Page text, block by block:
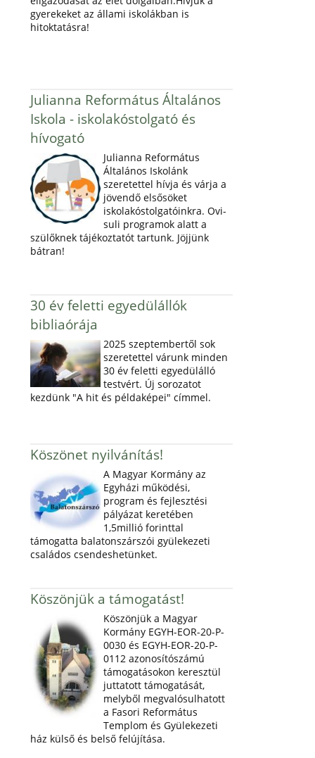
gyerekeket az állami iskolákban is
hitoktatásra!
Julianna Református Általános
Iskola - iskolakóstolgató és
hívogató
Julianna Református
Általános Iskolánk
szeretettel hívja és várja a
jövendő elsősöket
iskolakóstolgatóinkra. Ovi-
suli programok alatt a
szülőknek tájékoztatót tartunk. Jöjjünk
bátran!
30 év feletti egyedülállók
bibliaórája
2025 szeptembertől sok
szeretettel várunk minden
30 év feletti egyedülálló
testvért. Új sorozatot
kezdünk "A hit és példaképei" címmel.
Köszönet nyilvánítás!
A Magyar Kormány az
Egyházi működési,
program és fejlesztési
pályázat keretében
1,5millió forinttal
támogatta balatonszárszói gyülekezeti
családos csendeshetünket.
Köszönjük a támogatást!
Köszönjük a Magyar
Kormány EGYH-EOR-20-P-
0030 és EGYH-EOR-20-P-
0112 azonosítószámú
támogatásokon keresztül
juttatott támogatását,
melyből megvalósulhatott
a Fasori Református
Templom és Gyülekezeti
ház külső és belső felújítása.